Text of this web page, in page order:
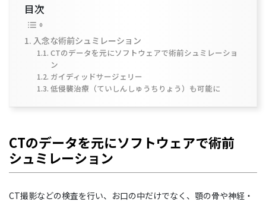
目次
入念な術前シュミレーション
CTのデータを元にソフトウェアで術前シュミレーショ
ン
ガイディッドサージェリー
低侵襲治療（ていしんしゅうちりょう）も可能に
CTのデータを元にソフトウェアで術前
シュミレーション
CT撮影などの検査を行い、お口の中だけでなく、顎の骨や神経・